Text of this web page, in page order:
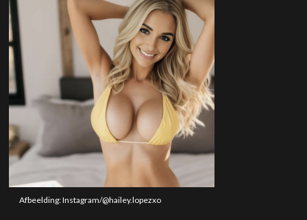
Afbeelding: Instagram/@hailey.lopezxo